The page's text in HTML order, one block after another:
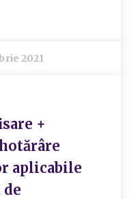
2021
+
aplicabile